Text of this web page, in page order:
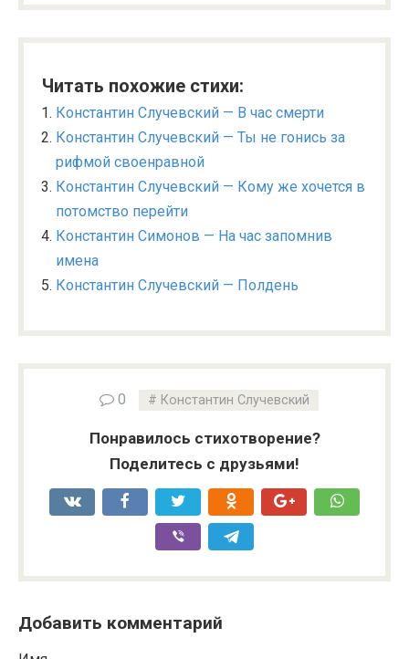
Читать похожие стихи:
Константин Случевский — В час смерти
Константин Случевский — Ты не гонись за
рифмой своенравной
Константин Случевский — Кому же хочется в
потомство перейти
Константин Симонов — На час запомнив
имена
Константин Случевский — Полдень
0 Константин Случевский
Понравилось стихотворение?
Поделитесь с друзьями!
Добавить комментарий